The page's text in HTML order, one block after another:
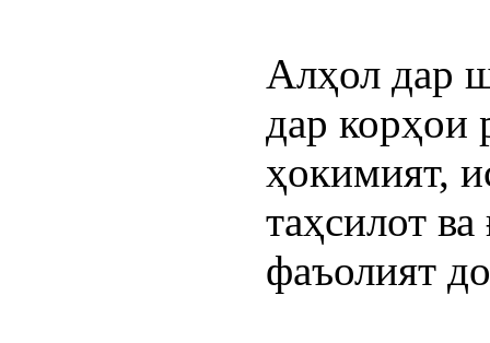
Алҳол дар
дар корҳои
ҳокимият,
таҳсилот
фаъолият